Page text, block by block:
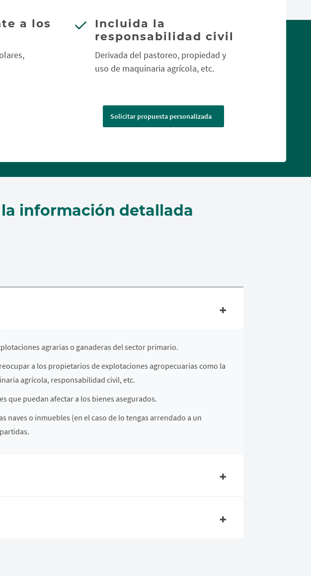
a los
Incluida la
responsabilidad civil
Derivada del pastoreo, propiedad y
uso de maquinaria agrícola, etc.
Solicitar propuesta personalizada
información detallada
agrarias o ganaderas del sector primario.
a los propietarios de explotaciones agropecuarias como la
agrícola, responsabilidad civil, etc.
que puedan afectar a los bienes asegurados.
naves o inmuebles (en el caso de lo tengas arrendado a un